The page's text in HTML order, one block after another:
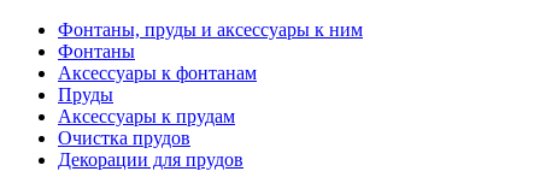
Фонтаны, пруды и аксессуары к ним
Фонтаны
Аксессуары к фонтанам
Пруды
Аксессуары к прудам
Очистка прудов
Декорации для прудов